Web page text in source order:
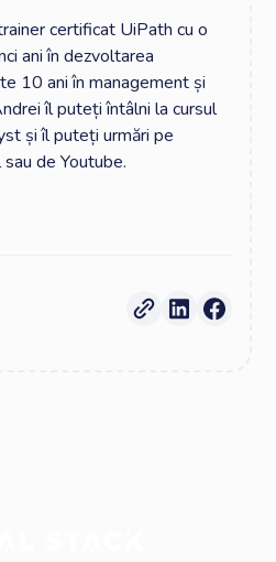
certificat UiPath cu o
ani în dezvoltarea
10 ani în management și
îl puteți întâlni la cursul
și îl puteți urmări pe
de Youtube.